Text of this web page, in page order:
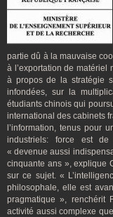
partie dû à la mauvaise
à l’exportation de matériel
à propos de la stratégie
infondées, sur la
étudiants chinois qui
international des cabinets
l’information, tenus pour
industriels: force est de
« devenue aussi
cinquante ans », explique
sur ce sujet. «
philosophale, elle est
pragmatique », renchérit
activité aussi complexe